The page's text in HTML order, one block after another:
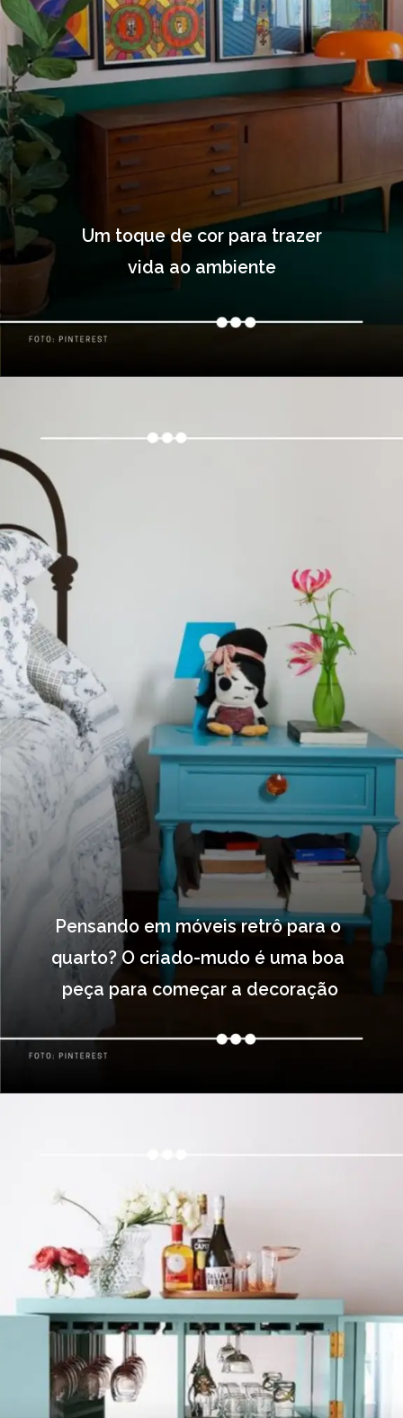
Um toque de cor para trazer
vida ao ambiente
Pensando em móveis retrô para o
quarto? O criado-mudo é uma boa
peça para começar a decoração